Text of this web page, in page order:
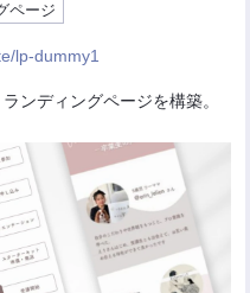
ページ
lp-dummy1
ンディングページを構築。